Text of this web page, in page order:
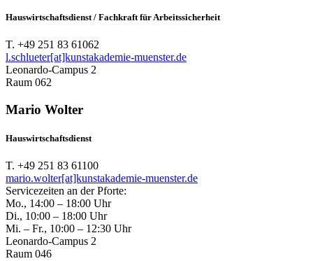
Hauswirtschaftsdienst / Fachkraft für Arbeitssicherheit
T. +49 251 83 61062
l.schlueter[at]kunstakademie-muenster.de
Leonardo-Campus 2
Raum 062
Mario Wolter
Hauswirtschaftsdienst
T. +49 251 83 61100
mario.wolter[at]kunstakademie-muenster.de
Servicezeiten an der Pforte:
Mo., 14:00 – 18:00 Uhr
Di., 10:00 – 18:00 Uhr
Mi. – Fr., 10:00 – 12:30 Uhr
Leonardo-Campus 2
Raum 046